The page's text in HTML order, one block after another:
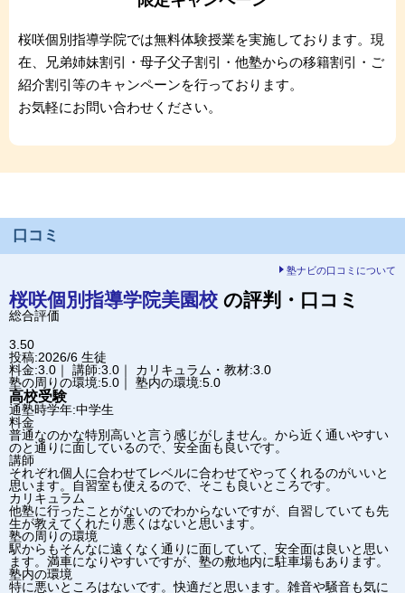
桜咲個別指導学院では無料体験授業を実施しております。現
在、兄弟姉妹割引・母子父子割引・他塾からの移籍割引・ご
紹介割引等のキャンペーンを行っております。
お気軽にお問い合わせください。
口コミ
塾ナビの口コミについて
桜咲個別指導学院美園校 の評判・口コミ
総合評価
3.50
投稿:2026/6 生徒
料金:3.0｜ 講師:3.0｜ カリキュラム・教材:3.0
塾の周りの環境:5.0｜ 塾内の環境:5.0
高校受験
通塾時学年:中学生
料金
普通なのかな特別高いと言う感じがしません。から近く通いやすい
のと通りに面しているので、安全面も良いです。
講師
それぞれ個人に合わせてレベルに合わせてやってくれるのがいいと
思います。自習室も使えるので、そこも良いところです。
カリキュラム
他塾に行ったことがないのでわからないですが、自習していても先
生が教えてくれたり悪くはないと思います。
塾の周りの環境
駅からもそんなに遠くなく通りに面していて、安全面は良いと思い
ます。満車になりやすいですが、塾の敷地内に駐車場もあります。
塾内の環境
特に悪いところはないです。快適だと思います。雑音や騒音も気に